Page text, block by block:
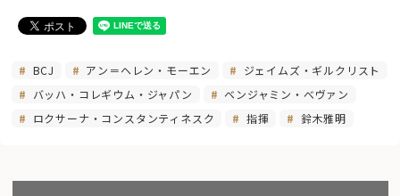
BCJ アン＝ヘレン・モーエン
ジェイムズ・ギルクリスト
バッハ・コレギウム・ジャパン
ベンジャミン・べヴァン
ロクサーナ・コンスタンティネスク
指揮 鈴木雅明